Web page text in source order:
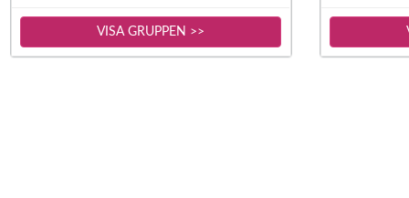
VISA GRUPPEN >>